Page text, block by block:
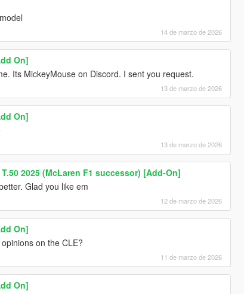
14 de marzo de 2026
On]
Its MickeyMouse on Discord. I sent you request.
13 de marzo de 2026
On]
13 de marzo de 2026
2025 (McLaren F1 successor) [Add-On]
Glad you like em
12 de marzo de 2026
On]
on the CLE?
11 de marzo de 2026
On]